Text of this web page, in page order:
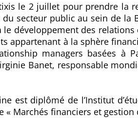
le 2 juillet pour prendre la
secteur public au sein de la
le développement des
appartenant à la sphère
managers basées à
Banet, responsable
est diplômé de l’Institut
« Marchés financiers et